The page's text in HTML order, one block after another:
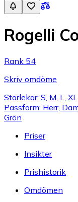
Rogelli
Rank 54
Skriv omdöme
Storlekar: S, M, L,
Passform: Herr,
Grön
Priser
Insikter
Prishistorik
Omdömen